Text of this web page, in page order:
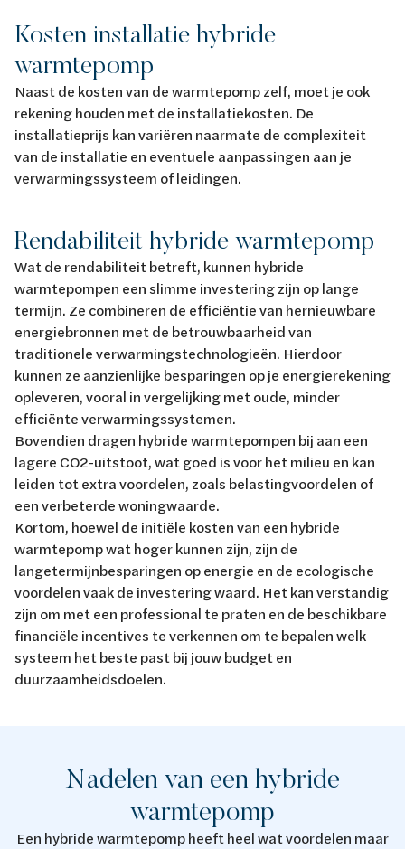
Kosten installatie hybride
warmtepomp
Naast de kosten van de warmtepomp zelf, moet je ook
rekening houden met de installatiekosten. De
installatieprijs kan variëren naarmate de complexiteit
van de installatie en eventuele aanpassingen aan je
verwarmingssysteem of leidingen.
Rendabiliteit hybride warmtepomp
Wat de rendabiliteit betreft, kunnen hybride
warmtepompen een slimme investering zijn op lange
termijn. Ze combineren de efficiëntie van hernieuwbare
energiebronnen met de betrouwbaarheid van
traditionele verwarmingstechnologieën. Hierdoor
kunnen ze aanzienlijke besparingen op je energierekening
opleveren, vooral in vergelijking met oude, minder
efficiënte verwarmingssystemen.
Bovendien dragen hybride warmtepompen bij aan een
lagere CO2-uitstoot, wat goed is voor het milieu en kan
leiden tot extra voordelen, zoals belastingvoordelen of
een verbeterde woningwaarde.
Kortom, hoewel de initiële kosten van een hybride
warmtepomp wat hoger kunnen zijn, zijn de
langetermijnbesparingen op energie en de ecologische
voordelen vaak de investering waard. Het kan verstandig
zijn om met een professional te praten en de beschikbare
financiële incentives te verkennen om te bepalen welk
systeem het beste past bij jouw budget en
duurzaamheidsdoelen.
Nadelen van een hybride
warmtepomp
Een hybride warmtepomp heeft heel wat voordelen maar